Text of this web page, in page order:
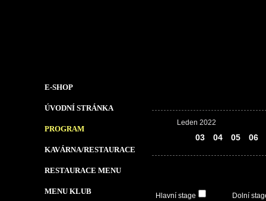
E-SHOP
ÚVODNÍ STRÁNKA
PROGRAM
KAVÁRNA/RESTAURACE
RESTAURACE MENU
MENU KLUB
Leden 2022
03 04 05 06
Hlavní stage Dolní